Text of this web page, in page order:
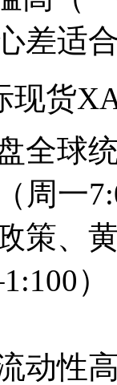
差适
现货
全球
周一
策、
动性